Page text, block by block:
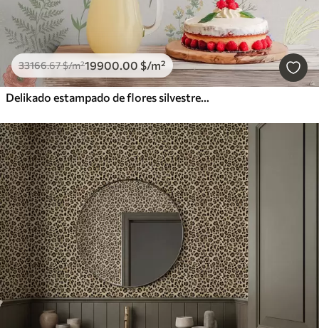
33166.67$/m²19900.00 $/m²
Delikado estampado de flores silvestres sobre fondo claro